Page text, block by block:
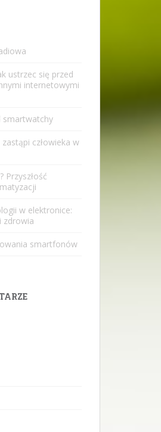
ustrzec się przed
internetowymi
smartwatchy
człowieka w
Przyszłość
w elektronice:
zdrowia
smartfonów